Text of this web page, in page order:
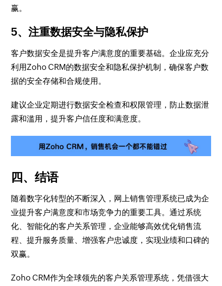
赢。
5、注重数据安全与隐私保护
客户数据安全是提升客户满意度的重要基础。企业应充分
利用Zoho CRM的数据安全和隐私保护机制，确保客户数
据的安全存储和合规使用。
建议企业定期进行数据安全检查和权限管理，防止数据泄
露和滥用，提升客户信任度和满意度。
四、结语
随着数字化转型的不断深入，网上销售管理系统已成为企
业提升客户满意度和市场竞争力的重要工具。通过系统
化、智能化的客户关系管理，企业能够高效优化销售流
程、提升服务质量、增强客户忠诚度，实现业绩和口碑的
双赢。
Zoho CRM作为全球领先的客户关系管理系统，凭借强大